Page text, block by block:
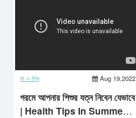
মা ও শিশু Aug 19,2022
গরমে আপনার শিশুর যত্ন নিবেন যেভাবে
| Health Tips In Summer |